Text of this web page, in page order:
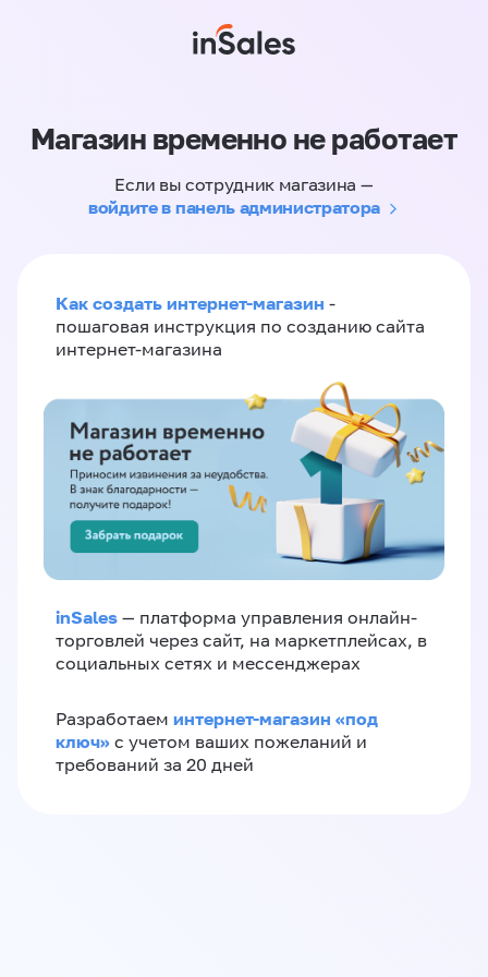
Магазин временно не работает
Если вы сотрудник магазина —
войдите в панель администратора
Как создать интернет-магазин -
пошаговая инструкция по созданию сайта
интернет-магазина
inSales — платформа управления онлайн-
торговлей через сайт, на маркетплейсах, в
социальных сетях и мессенджерах
Разработаем интернет-магазин «‎под
ключ»‎ с учетом ваших пожеланий и
требований за 20 дней